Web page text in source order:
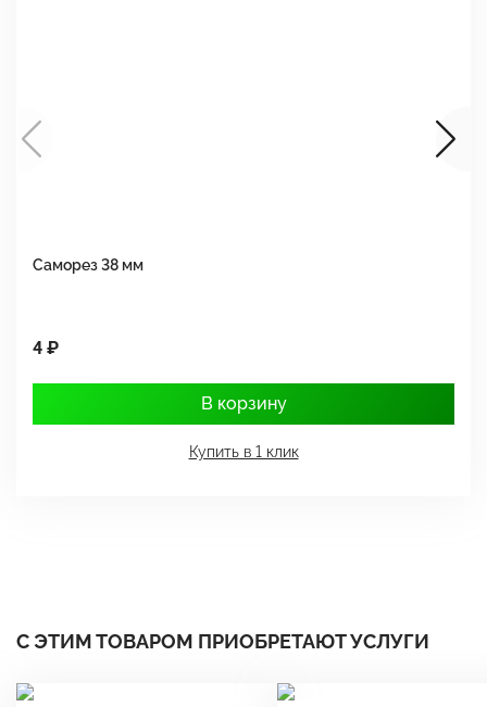
Саморез 38 мм
4 ₽
В корзину
Купить в 1 клик
С ЭТИМ ТОВАРОМ ПРИОБРЕТАЮТ УСЛУГИ